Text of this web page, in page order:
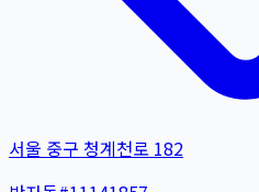
서울 중구 청계천로 182